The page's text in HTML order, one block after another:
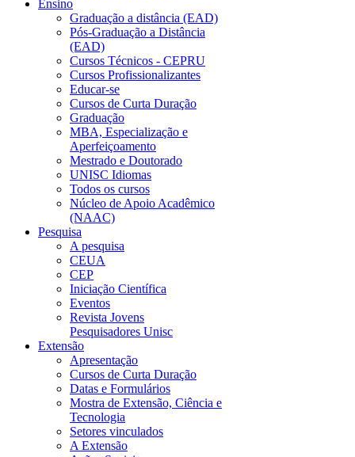
Ensino
Graduação a distância (EAD)
Pós-Graduação a Distância
(EAD)
Cursos Técnicos - CEPRU
Cursos Profissionalizantes
Educar-se
Cursos de Curta Duração
Graduação
MBA, Especialização e
Aperfeiçoamento
Mestrado e Doutorado
UNISC Idiomas
Todos os cursos
Núcleo de Apoio Acadêmico
(NAAC)
Pesquisa
A pesquisa
CEUA
CEP
Iniciação Científica
Eventos
Revista Jovens
Pesquisadores Unisc
Extensão
Apresentação
Cursos de Curta Duração
Datas e Formulários
Mostra de Extensão, Ciência e
Tecnologia
Setores vinculados
A Extensão